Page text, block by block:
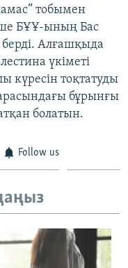
тобымен
БҰҰ-ының Бас
Алғашқыда
үкіметі
күресін тоқтатуды
бұрынғы
болатын.
Follow us